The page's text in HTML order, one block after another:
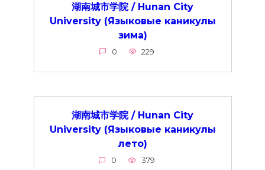
湖南城市学院 / Hunan City
University (Языковые каникулы
зима)
0 229
湖南城市学院 / Hunan City
University (Языковые каникулы
лето)
0 379